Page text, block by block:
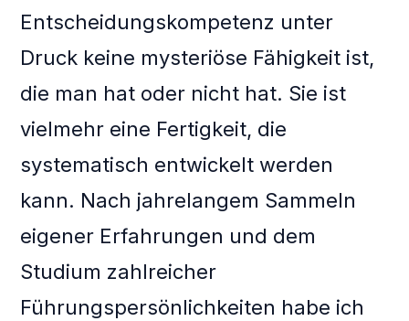
Entscheidungskompetenz unter
Druck keine mysteriöse Fähigkeit ist,
die man hat oder nicht hat. Sie ist
vielmehr eine Fertigkeit, die
systematisch entwickelt werden
kann. Nach jahrelangem Sammeln
eigener Erfahrungen und dem
Studium zahlreicher
Führungspersönlichkeiten habe ich